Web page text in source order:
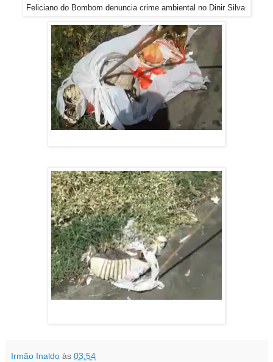
Feliciano do Bombom denuncia crime ambiental no Dinir Silva
Irmão Inaldo às 03:54